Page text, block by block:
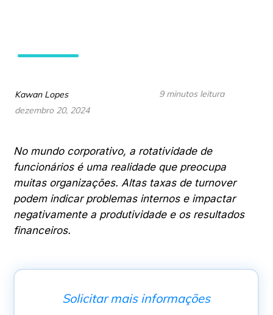
Kawan Lopes
dezembro 20, 2024
9 minutos leitura
No mundo corporativo, a rotatividade de
funcionários é uma realidade que preocupa
muitas organizações. Altas taxas de turnover
podem indicar problemas internos e impactar
negativamente a produtividade e os resultados
financeiros.
Solicitar mais informações